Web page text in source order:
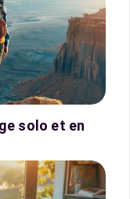
solo et en